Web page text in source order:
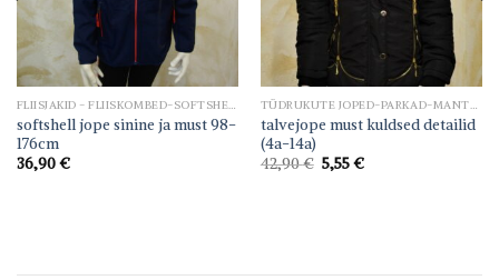
FLIISJAKID - FLIISKOMBED-SOFTSHELL JOPED-SOFTSHELL KOMBED
softshell jope sinine ja must 98-
176cm
36,90€
TÜDRUKUTE JOPED-PARKAD-MANTLID-KOMBED
talvejope must kuldsed detailid
(4a-14a)
42,90€ Algne
hind
5,55€Praegune